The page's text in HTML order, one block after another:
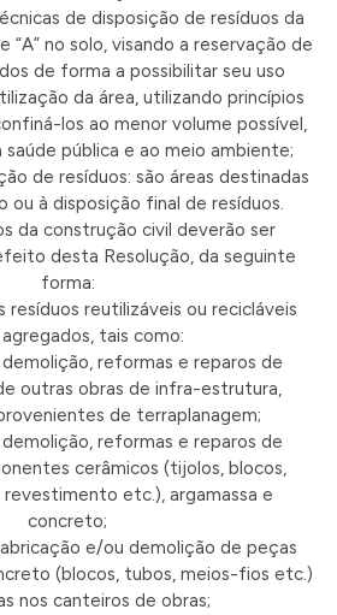
de disposição de resíduos da
“A” no solo, visando a reservação de
de forma a possibilitar seu uso
da área, utilizando princípios
los ao menor volume possível,
saúde pública e ao meio ambiente;
de resíduos: são áreas destinadas
ou à disposição final de resíduos.
da construção civil deverão ser
desta Resolução, da seguinte
forma:
resíduos reutilizáveis ou recicláveis
tais como:
reformas e reparos de
outras obras de infra-estrutura,
de terraplanagem;
reformas e reparos de
cerâmicos (tijolos, blocos,
revestimento etc.), argamassa e
concreto;
e/ou demolição de peças
(blocos, tubos, meios-fios etc.)
nos canteiros de obras;